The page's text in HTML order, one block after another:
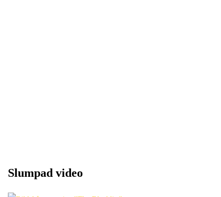
Slumpad video